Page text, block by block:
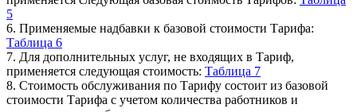
5
6. Применяемые надбавки к базовой стоимости Тарифа:
Таблица 6
7. Для дополнительных услуг, не входящих в Тариф,
применяется следующая стоимость: Таблица 7
8. Стоимость обслуживания по Тарифу состоит из базовой
стоимости Тарифа с учетом количества работников и